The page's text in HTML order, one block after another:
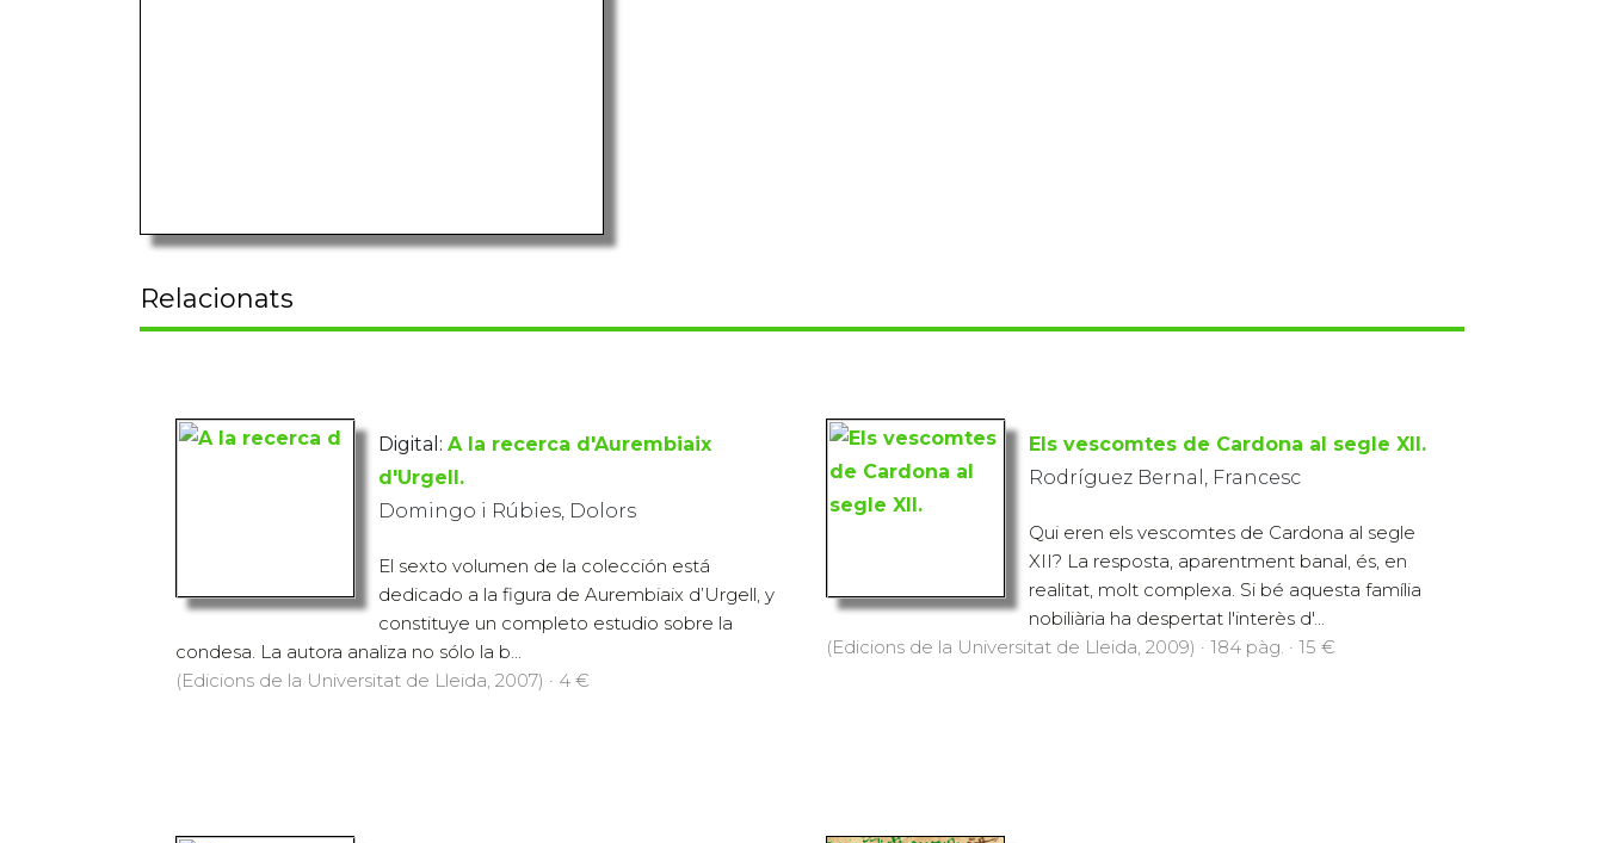
Relacionats
Digital: A la recerca d'Aurembiaix
d'Urgell.
Domingo i Rúbies, Dolors
El sexto volumen de la colección está
dedicado a la figura de Aurembiaix d’Urgell, y
constituye un completo estudio sobre la
condesa. La autora analiza no sólo la b...
(Edicions de la Universitat de Lleida, 2007) · 4 €
Els vescomtes de Cardona al segle XII.
Rodríguez Bernal, Francesc
Qui eren els vescomtes de Cardona al segle
XII? La resposta, aparentment banal, és, en
realitat, molt complexa. Si bé aquesta família
nobiliària ha despertat l'interès d'...
(Edicions de la Universitat de Lleida, 2009) · 184 pàg. · 15 €